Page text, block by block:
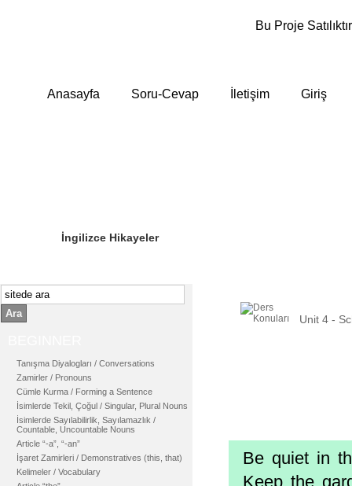
Bu Proje
Anasayfa Soru-Cevap İletişim Giriş
İngilizce Hikayeler
Ara
Tanışma Diyalogları / Conversations
Zamirler / Pronouns
Cümle Kurma / Forming a Sentence
İsimlerde Tekil, Çoğul / Singular, Plural Nouns
İsimlerde Sayılabilirlik, Sayılamazlık /
Countable, Uncountable Nouns
Article “-a”, “-an”
İşaret Zamirleri / Demonstratives (this, that)
Kelimeler / Vocabulary
Unit 4 -
Be quiet in
Keep the